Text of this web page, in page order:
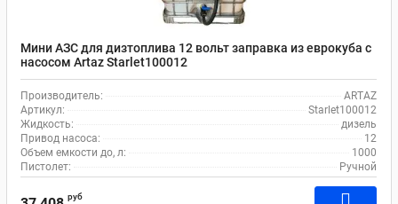
Мини АЗС для дизтоплива 12 вольт заправка из еврокуба с
насосом Artaz Starlet100012
Производитель:
ARTAZ
Артикул:
Starlet100012
Жидкость:
дизель
Привод насоса:
12
Объем емкости до, л:
1000
Пистолет:
Ручной
руб